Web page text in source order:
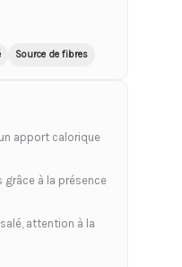
Source de fibres
apport calorique
grâce à la présence
attention à la